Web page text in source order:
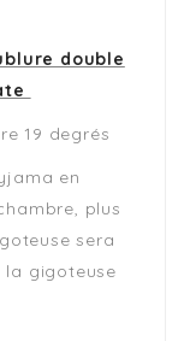
double
19 degrés
en
plus
sera
la gigoteuse